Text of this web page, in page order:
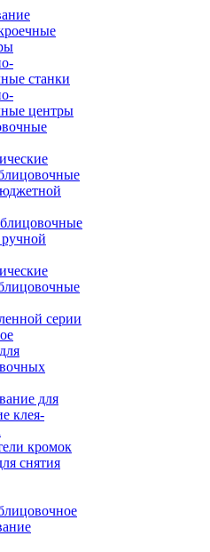
станки
центры
серии
для
клея-
кромок
снятия